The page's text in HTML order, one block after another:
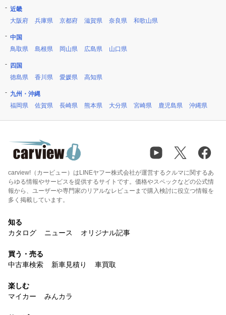
近畿
大阪府
兵庫県 京都府 滋賀県 奈良県 和歌山県
中国
鳥取県
島根県 岡山県 広島県 山口県
四国
徳島県
香川県 愛媛県 高知県
九州・沖縄
福岡県
佐賀県 長崎県 熊本県 大分県 宮崎県 鹿児島県 沖縄県
carview!（カービュー）はLINEヤフー株式会社が運営するクルマに関するあ
らゆる情報やサービスを提供するサイトです。価格やスペックなどの公式情
報から、ユーザーや専門家のリアルなレビューまで購入検討に役立つ情報を
多く掲載しています。
知る
カタログ
ニュース オリジナル記事
買う・売る
中古車検索
新車見積り 車買取
楽しむ
マイカー
みんカラ